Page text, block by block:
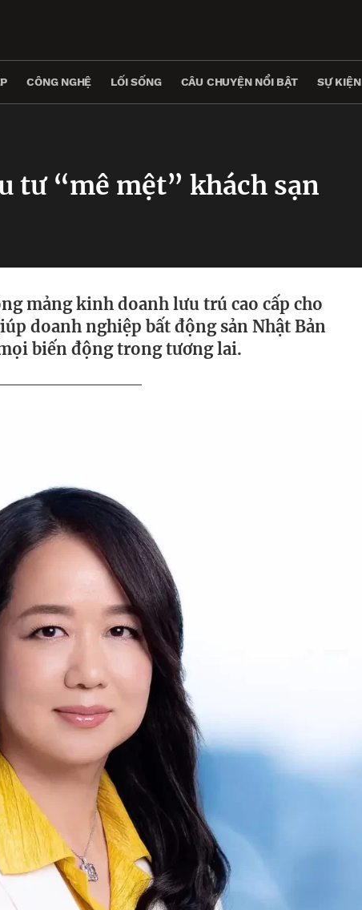
CÔNG NGHỆ LỐI SỐNG CÂU CHUYỆN NỔI BẬT SỰ KIỆN
tư “mê mệt” khách sạn
mảng kinh doanh lưu trú cao cấp cho
doanh nghiệp bất động sản Nhật Bản
biến động trong tương lai.